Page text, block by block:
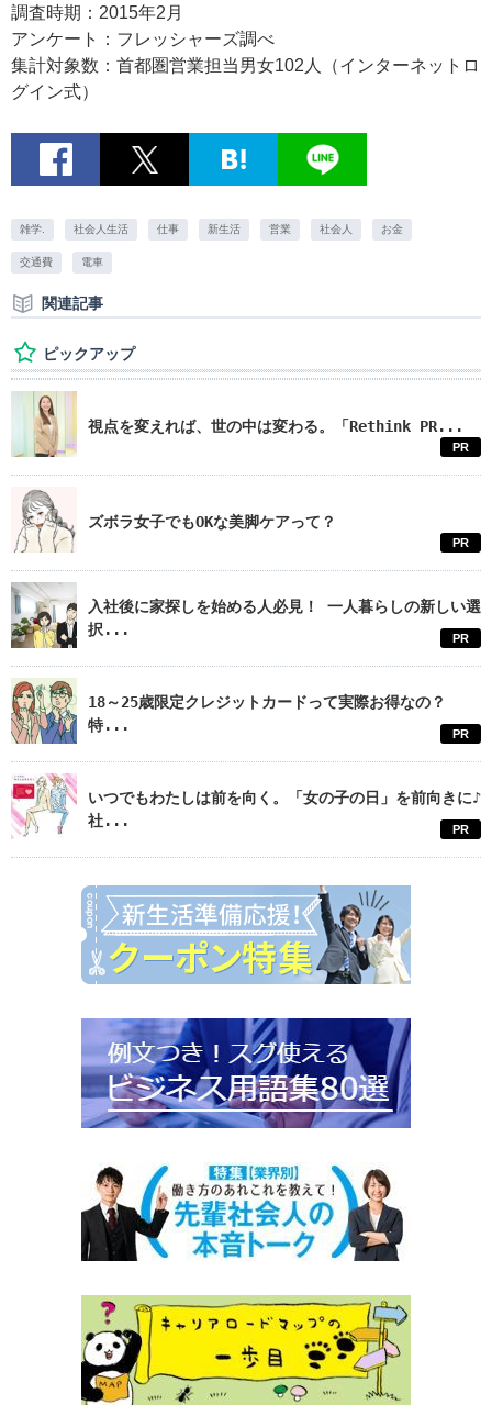
調査時期：2015年2月
アンケート：フレッシャーズ調べ
集計対象数：首都圏営業担当男女102人（インターネットロ
グイン式）
雑学. 社会人生活 仕事 新生活 営業 社会人 お金
交通費 電車
関連記事
ピックアップ
視点を変えれば、世の中は変わる。「Rethink PR...
PR
ズボラ女子でもOKな美脚ケアって？
PR
入社後に家探しを始める人必見！ 一人暮らしの新しい選
択...
PR
18～25歳限定クレジットカードって実際お得なの？
特...
PR
いつでもわたしは前を向く。「女の子の日」を前向きに♪
社...
PR